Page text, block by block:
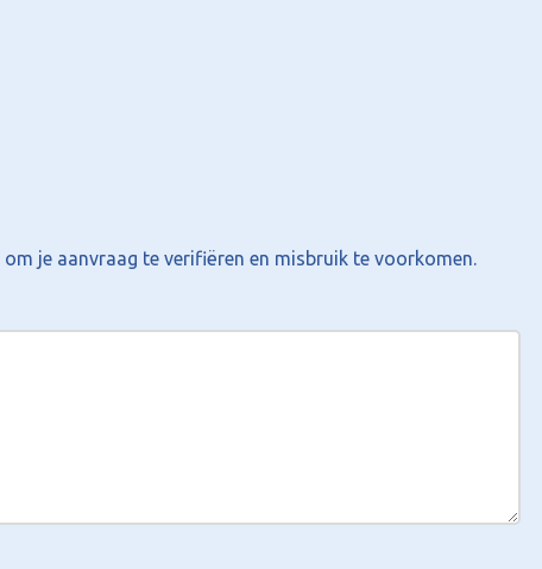
je aanvraag te verifiëren en misbruik te voorkomen.